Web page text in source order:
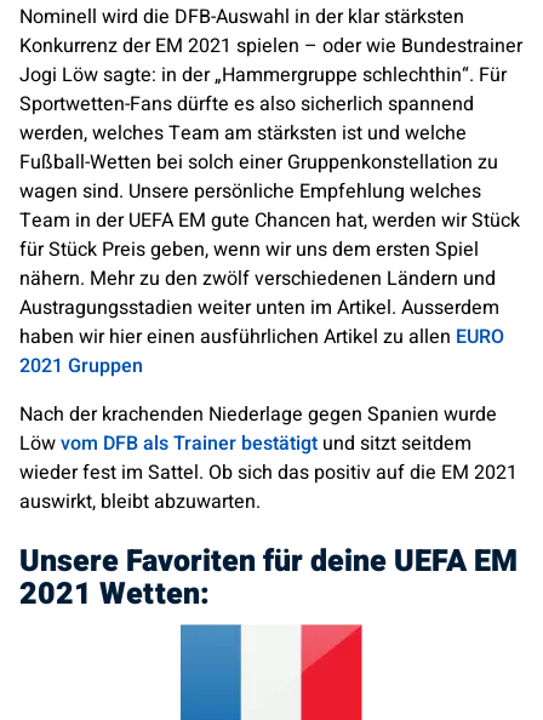
Nominell wird die DFB-Auswahl in der klar stärksten
Konkurrenz der EM 2021 spielen – oder wie Bundestrainer
Jogi Löw sagte: in der „Hammergruppe schlechthin“. Für
Sportwetten-Fans dürfte es also sicherlich spannend
werden, welches Team am stärksten ist und welche
Fußball-Wetten bei solch einer Gruppenkonstellation zu
wagen sind. Unsere persönliche Empfehlung welches
Team in der UEFA EM gute Chancen hat, werden wir Stück
für Stück Preis geben, wenn wir uns dem ersten Spiel
nähern. Mehr zu den zwölf verschiedenen Ländern und
Austragungsstadien weiter unten im Artikel. Ausserdem
haben wir hier einen ausführlichen Artikel zu allen EURO
2021 Gruppen
Nach der krachenden Niederlage gegen Spanien wurde
Löwvom DFB als Trainer bestätigt und sitzt seitdem
wieder fest im Sattel. Ob sich das positiv auf die EM 2021
auswirkt, bleibt abzuwarten.
Unsere Favoriten für deine UEFA EM
2021 Wetten: